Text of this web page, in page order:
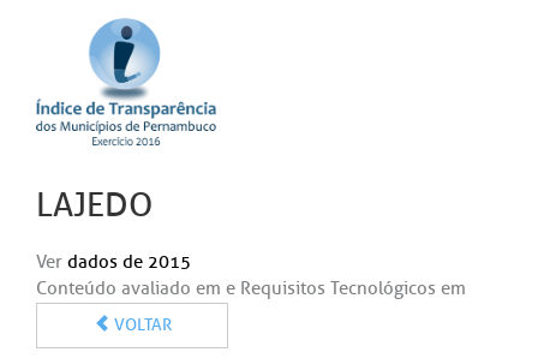
LAJEDO
Ver dados de 2015
Conteúdo avaliado em e Requisitos Tecnológicos em
VOLTAR